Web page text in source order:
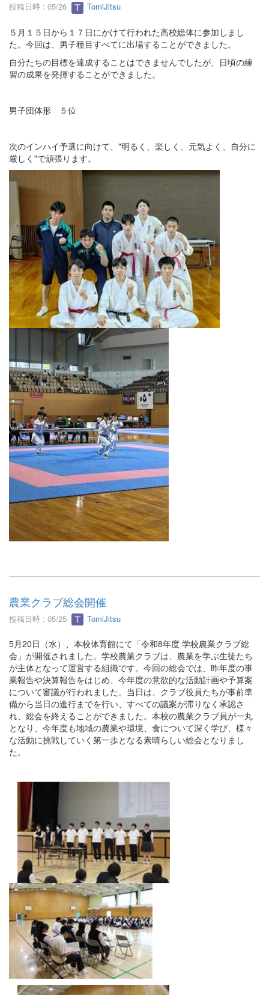
投稿日時 : 05/26 TomiJitsu
５月１５日から１７日にかけて行われた高校総体に参加しまし
た。今回は、男子種目すべてに出場することができました。
自分たちの目標を達成することはできませんでしたが、日頃の練
習の成果を発揮することができました。
男子団体形 ５位
次のインハイ予選に向けて、"明るく、楽しく、元気よく、自分に
厳しく"で頑張ります。
農業クラブ総会開催
投稿日時 : 05/25 TomiJitsu
5月20日（水）、本校体育館にて「令和8年度 学校農業クラブ総
会」が開催されました。学校農業クラブは、農業を学ぶ生徒たち
が主体となって運営する組織です。今回の総会では、昨年度の事
業報告や決算報告をはじめ、今年度の意欲的な活動計画や予算案
について審議が行われました。当日は、クラブ役員たちが事前準
備から当日の進行までを行い、すべての議案が滞りなく承認さ
れ、総会を終えることができました。本校の農業クラブ員が一丸
となり、今年度も地域の農業や環境、食について深く学び、様々
な活動に挑戦していく第一歩となる素晴らしい総会となりまし
た。